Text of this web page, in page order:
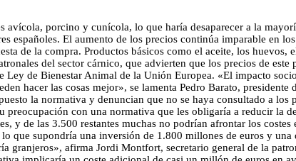
porcino y cunícola, lo que haría desaparecer a la
españoles. El aumento de los precios continúa imparable en
de la compra. Productos básicos como el aceite, los
del sector cárnico, que advierten que los precios de
de Bienestar Animal de la Unión Europea. «El impacto
hacer las cosas mejor», se lamenta Pedro Barato, presidente
la normativa y denuncian que no se haya consultado a
con una normativa que les obligaría a reducir la
y de las 3.500 restantes muchas no podrían afrontar los
que supondría una inversión de 1.800 millones de euros y
granjeros», afirma Jordi Montfort, secretario general de la